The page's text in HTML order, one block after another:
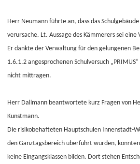
Herr Neumann führte an, dass das
verursache. Lt. Aussage des Kämmerers sei
Er dankte der Verwaltung für den gelungenen
1.6.1.2 angesprochenen Schulversuch
nicht mittragen.
Herr Dallmann beantwortete kurz Fragen von
Kunstmann.
Die risikobehafteten Hauptschulen Innenstadt-
den Ganztagsbereich überführt wurden,
keine Eingangsklassen bilden. Dort stehen